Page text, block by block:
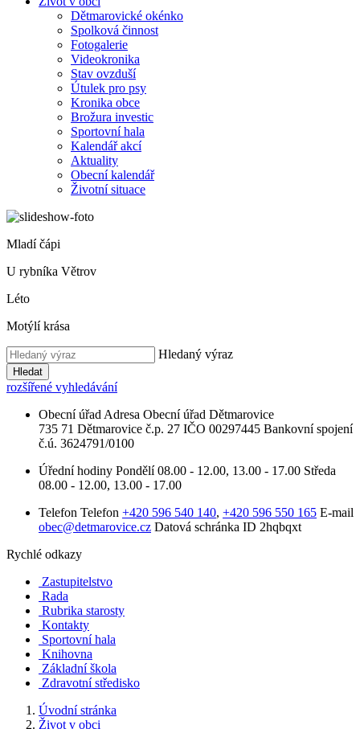
Dětmarovické okénko
Spolková činnost
Fotogalerie
Videokronika
Stav ovzduší
Útulek pro psy
Kronika obce
Brožura investic
Sportovní hala
Kalendář akcí
Aktuality
Obecní kalendář
Životní situace
Mladí čápi
U rybníka Větrov
Léto
Motýlí krása
Hledaný výraz
Hledat
rozšířené vyhledávání
Obecní úřad Adresa Obecní úřad Dětmarovice
735 71 Dětmarovice č.p. 27 IČO 00297445 Bankovní spojení
č.ú. 3624791/0100
Úřední hodiny Pondělí 08.00 - 12.00, 13.00 - 17.00 Středa
08.00 - 12.00, 13.00 - 17.00
Telefon Telefon +420 596 540 140, +420 596 550 165 E-mail
obec@detmarovice.cz Datová schránka ID 2hqbqxt
Rychlé odkazy
Zastupitelstvo
Rada
Rubrika starosty
Kontakty
Sportovní hala
Knihovna
Základní škola
Zdravotní středisko
Úvodní stránka
Život v obci